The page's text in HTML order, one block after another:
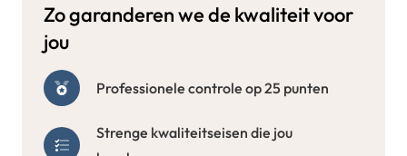
Zo garanderen we de kwaliteit voor
jou
Professionele controle op 25 punten
Strenge kwaliteitseisen die jou